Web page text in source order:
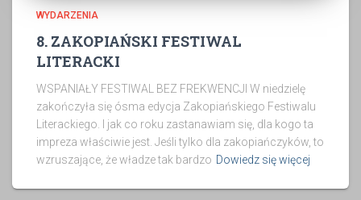
WYDARZENIA
8. ZAKOPIAŃSKI FESTIWAL
LITERACKI
WSPANIAŁY FESTIWAL BEZ FREKWENCJI W niedzielę
zakończyła się ósma edycja Zakopiańskiego Festiwalu
Literackiego. I jak co roku zastanawiam się, dla kogo ta
impreza właściwie jest. Jeśli tylko dla zakopiańczyków, to
wzruszające, że władze tak bardzo Dowiedz się więcej